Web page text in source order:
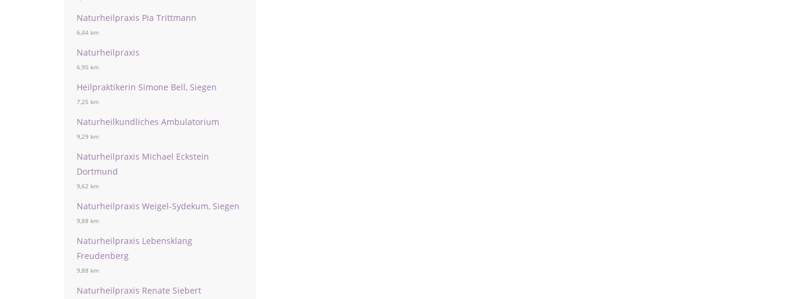
Naturheilpraxis Pia Trittmann
6,44 km
Naturheilpraxis
6,90 km
Heilpraktikerin Simone Bell, Siegen
7,25 km
Naturheilkundliches Ambulatorium
9,29 km
Naturheilpraxis Michael Eckstein
Dortmund
9,62 km
Naturheilpraxis Weigel-Sydekum, Siegen
9,88 km
Naturheilpraxis Lebensklang
Freudenberg
9,88 km
Naturheilpraxis Renate Siebert